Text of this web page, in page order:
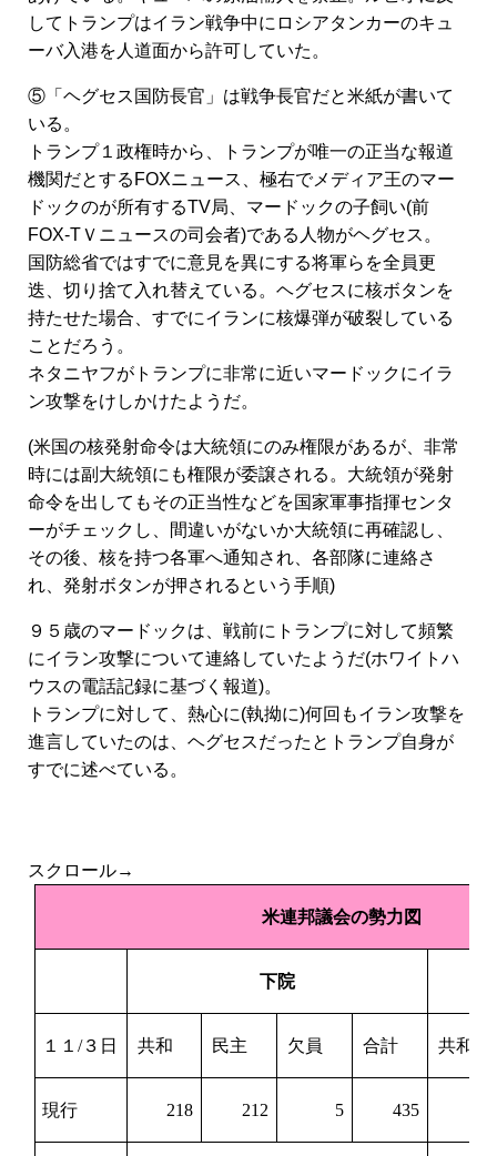
してトランプはイラン戦争中にロシアタンカーのキュ
ーバ入港を人道面から許可していた。
⑤「ヘグセス国防長官」は戦争長官だと米紙が書いて
いる。
トランプ１政権時から、トランプが唯一の正当な報道
機関だとするFOXニュース、極右でメディア王のマー
ドックのが所有するTV局、マードックの子飼い(前
FOX-TＶニュースの司会者)である人物がヘグセス。
国防総省ではすでに意見を異にする将軍らを全員更
迭、切り捨て入れ替えている。ヘグセスに核ボタンを
持たせた場合、すでにイランに核爆弾が破裂している
ことだろう。
ネタニヤフがトランプに非常に近いマードックにイラ
ン攻撃をけしかけたようだ。
(米国の核発射命令は大統領にのみ権限があるが、非常
時には副大統領にも権限が委譲される。大統領が発射
命令を出してもその正当性などを国家軍事指揮センタ
ーがチェックし、間違いがないか大統領に再確認し、
その後、核を持つ各軍へ通知され、各部隊に連絡さ
れ、発射ボタンが押されるという手順)
９５歳のマードックは、戦前にトランプに対して頻繁
にイラン攻撃について連絡していたようだ(ホワイトハ
ウスの電話記録に基づく報道)。
トランプに対して、熱心に(執拗に)何回もイラン攻撃を
進言していたのは、ヘグセスだったとトランプ自身が
すでに述べている。
スクロール→
米連邦議会の勢力図
下院
１１/３日 共和 民主 欠員 合計 共和
現行 218 212 5 435